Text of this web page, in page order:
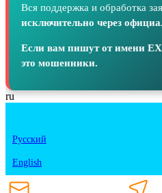
Вся поддержка и обработка
исключительно через
Если вам пишут от имени
это мошенники.
ru
Русский
English